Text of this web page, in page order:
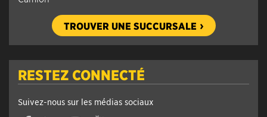
TROUVER UNE SUCCURSALE
RESTEZ CONNECTÉ
Suivez-nous sur les médias sociaux